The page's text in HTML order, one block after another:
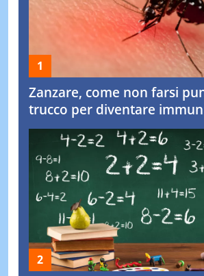
Zanzare, come non farsi
trucco per diventare